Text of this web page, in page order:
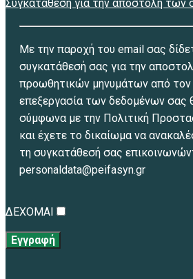
Συγκατάθεση για την αποστολή των
Με την παροχή του email σας
συγκατάθεσή σας για την
προωθητικών μηνυμάτων από
επεξεργασία των δεδομένων σας
σύμφωνα με την Πολιτική
και έχετε το δικαίωμα να
τη συγκατάθεσή σας
personaldata@peifasyn.gr
ΔΕΧΟΜΑΙ
Εγγραφή